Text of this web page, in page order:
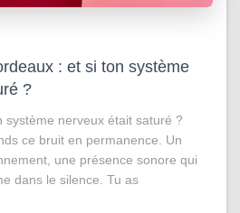
: et si ton système
?
système nerveux était saturé ?
ce bruit en permanence. Un
une présence sonore qui
dans le silence. Tu as